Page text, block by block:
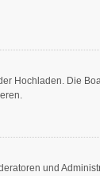
Hochladen. Die
und